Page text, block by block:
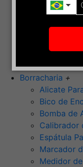
Lixas
Pasta
Pedra de
Ponta
Rebolos
Borracharia +
Alicate
Bico de
Bomba de
Calibrador
Espátula
Marcador
Medidor